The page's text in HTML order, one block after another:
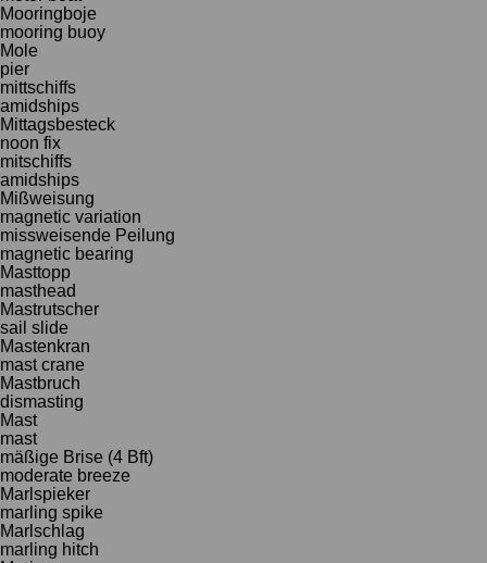
Mooringboje
mooring buoy
Mole
pier
mittschiffs
amidships
Mittagsbesteck
noon fix
mitschiffs
amidships
Mißweisung
magnetic variation
missweisende Peilung
magnetic bearing
Masttopp
masthead
Mastrutscher
sail slide
Mastenkran
mast crane
Mastbruch
dismasting
Mast
mast
mäßige Brise (4 Bft)
moderate breeze
Marlspieker
marling spike
Marlschlag
marling hitch